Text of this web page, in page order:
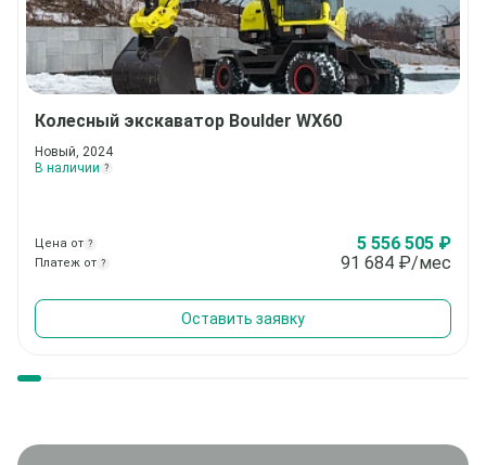
Колесный экскаватор Boulder WX60
Новый, 2024
В наличии ?
Цена от ? 5 556 505 ₽
Платеж от ? 91 684 ₽/мес
Оставить заявку